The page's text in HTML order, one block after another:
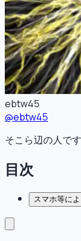
ebtw45
@ebtw45
そこら辺の人で
目次
スマホ等に